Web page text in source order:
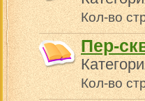
Кол-во
Пер-
Кол-во